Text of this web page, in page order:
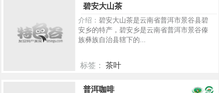
碧安大山茶
介绍： 碧安大山茶是云南省普洱市景谷县碧
安乡的特产，碧安乡是云南省普洱市景谷傣
族彝族自治县辖下的...
标签： 茶叶
普洱咖啡